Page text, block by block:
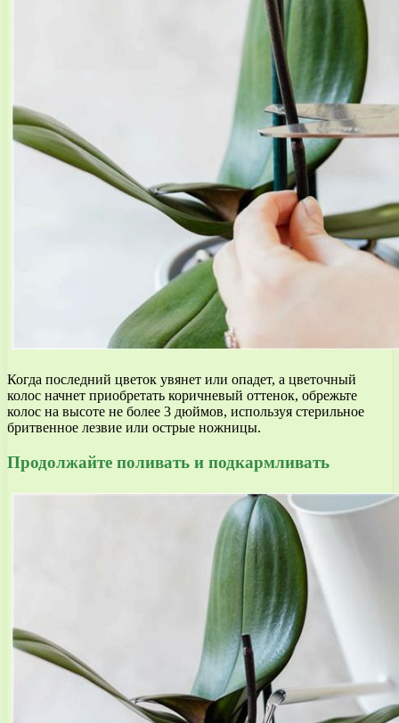
Когда последний цветок увянет или опадет, а цветочный
колос начнет приобретать коричневый оттенок, обрежьте
колос на высоте не более 3 дюймов, используя стерильное
бритвенное лезвие или острые ножницы.
Продолжайте поливать и подкармливать